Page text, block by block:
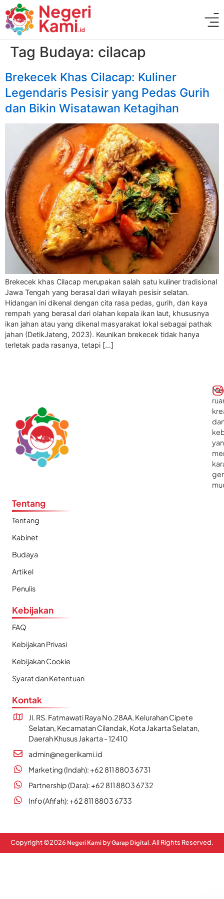
Tag Budaya: cilacap
Brekecek Khas Cilacap: Kuliner
Legendaris Pesisir yang Pedas Gurih
dan Bikin Wisatawan Ketagihan
Brekecek khas Cilacap merupakan salah satu kuliner tradisional
Jawa Tengah yang berasal dari wilayah pesisir selatan.
Hidangan ini dikenal dengan cita rasa pedas, gurih, dan kaya
rempah yang berasal dari olahan kepala ikan laut, khususnya
ikan jahan atau yang dikenal masyarakat lokal sebagai pathak
jahan (DetikJateng, 2023). Keunikan brekecek tidak hanya
terletak pada rasanya, tetapi […]
Tentang
Tentang
Kabinet
Budaya
Artikel
Penulis
Kebijakan
FAQ
Kebijakan Privasi
Kebijakan Cookie
Syarat dan Ketentuan
Kontak
Jl. RS. Fatmawati Raya No.28AA, Kelurahan Cipete
Selatan, Kecamatan Cilandak, Kota Jakarta Selatan,
Daerah Khusus Jakarta - 12410
admin@negerikami.id
Marketing (Indah): +62 811 8803 6731
Partnership (Dara): +62 811 8803 6732
Info (Afifah): +62 811 8803 6733
Copyright ©2026 Negeri Kami byGarap Digital. All Rights Reserved.